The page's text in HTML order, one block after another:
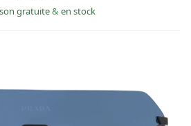
gratuite& en stock